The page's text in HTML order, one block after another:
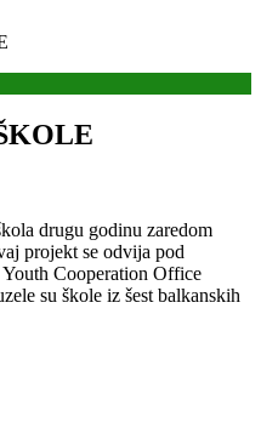
drugu godinu zaredom
projekt se odvija pod
Cooperation Office
su škole iz šest balkanskih